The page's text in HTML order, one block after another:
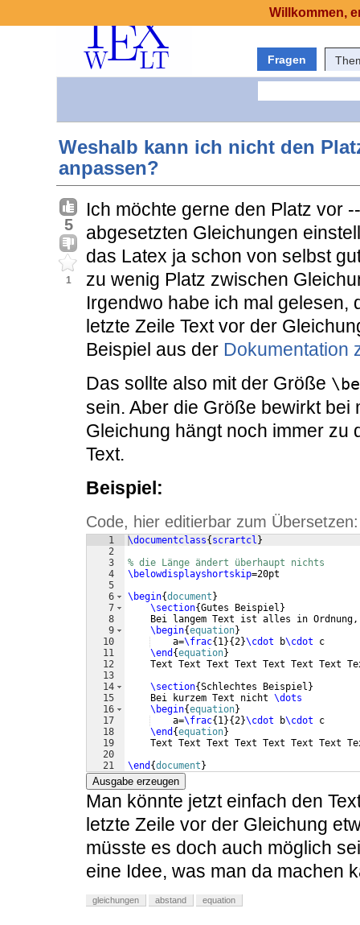
Fragen
Weshalb kann ich nicht den
anpassen?
5
1
Ich möchte gerne den Platz vor
abgesetzten Gleichungen
das Latex ja schon von selbst
zu wenig Platz zwischen
Irgendwo habe ich mal gelesen,
letzte Zeile Text vor der
Beispiel aus der Dokumentation
Das sollte also mit der Größe
sein. Aber die Größe bewirkt bei
Gleichung hängt noch immer zu
Text.
Beispiel:
Code, hier editierbar zum Übersetzen:
1
2
3
4
5
6
7
8
9
10
11
12
13
14
15
16
17
18
19
20
21
\documentclass{ scrartcl }
% die Länge ändert überhaupt nichts
\belowdisplayshortskip=20pt
\begin{document }
\section{Gutes Beispiel }
Bei langem Text ist alles in
\begin{equation}
    a=
\frac{ 1}{2}\cdot b\cdot c
\end {equation}
Text Text Text Text Text Text Text
\section{Schlechtes Beispiel }
    Bei kurzem Text nicht
\dots
\begin{equation}
    a=
\frac{ 1}{2}\cdot b\cdot c
\end {equation}
Text Text Text Text Text Text Text
\end {document }
Ausgabe erzeugen
Man könnte jetzt einfach den
letzte Zeile vor der Gleichung
müsste es doch auch möglich
eine Idee, was man da machen
gleichungen abstand equation
Willkommen,